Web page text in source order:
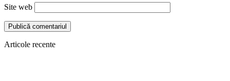
Site web
Articole recente